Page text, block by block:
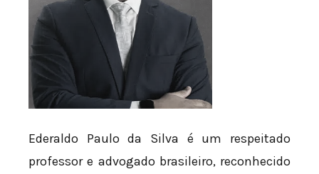
Ederaldo Paulo da Silva é um respeitado
professor e advogado brasileiro, reconhecido